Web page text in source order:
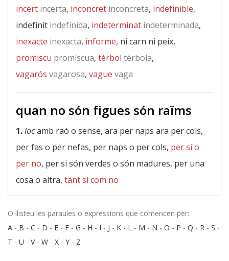
incert incerta, inconcret inconcreta, indefinible,
indefinit indefinida, indeterminat indeterminada,
inexacte inexacta, informe, ni carn ni peix,
promiscu promíscua, tèrbol tèrbola,
vagarós vagarosa, vague vaga
quan no són figues són raïms
1.locamb raó o sense, ara per naps ara per cols,
per fas o per nefas, per naps o per cols, per sí o
per no, per si són verdes o són madures, per una
cosa o altra, tant sí com no
O llisteu les paraules o expressions que comencen per:
A - B - C - D - E - F - G - H - I - J - K - L - M - N - O - P - Q - R - S -
T - U - V- W - X - Y - Z